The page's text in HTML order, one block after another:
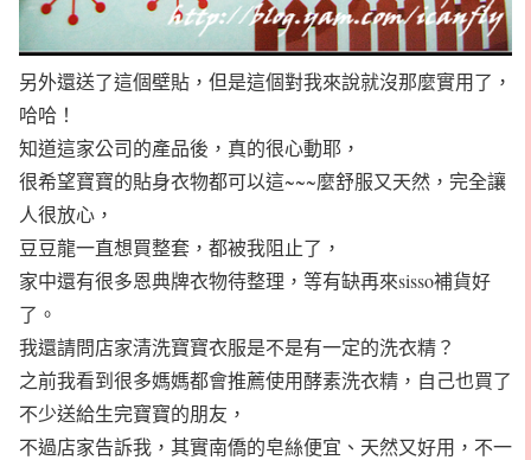
另外還送了這個壁貼，但是這個對我來說就沒那麼實用了，
哈哈！
知道這家公司的產品後，真的很心動耶，
很希望寶寶的貼身衣物都可以這~~~麼舒服又天然，完全讓
人很放心，
豆豆龍一直想買整套，都被我阻止了，
家中還有很多恩典牌衣物待整理，等有缺再來sisso補貨好
了。
我還請問店家清洗寶寶衣服是不是有一定的洗衣精？
之前我看到很多媽媽都會推薦使用酵素洗衣精，自己也買了
不少送給生完寶寶的朋友，
不過店家告訴我，其實南僑的皂絲便宜、天然又好用，不一